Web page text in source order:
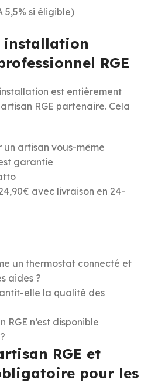
5,5% si éligible)
installation
RGE
est entièrement
RGE partenaire. Cela
un artisan vous-même
garantie
avec livraison en 24-
un thermostat connecté et
aides ?
elle la qualité des
n’est disponible
RGE et
pour les